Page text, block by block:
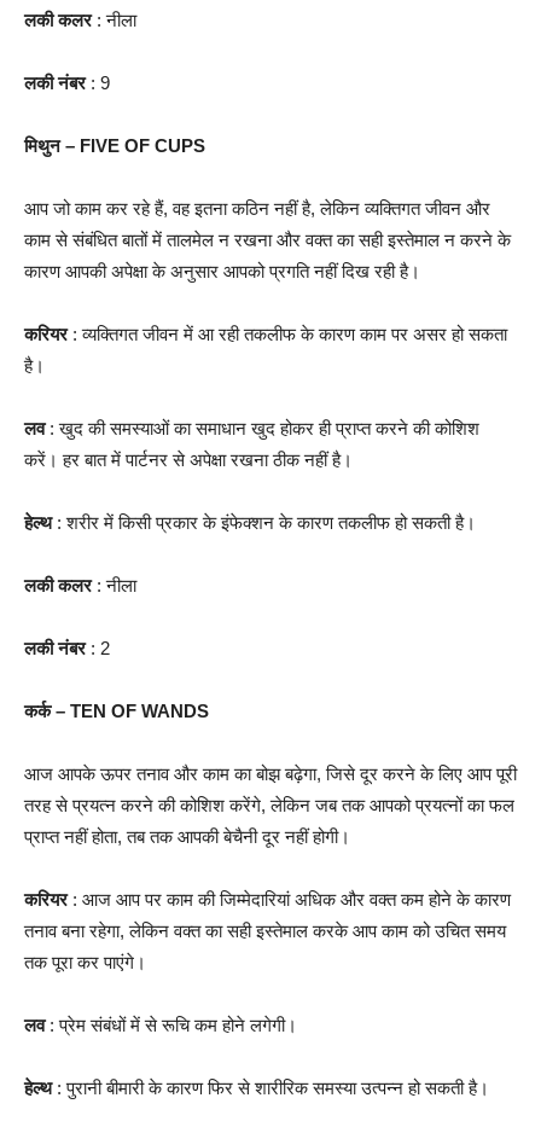
लकी कलर : नीला
लकी नंबर : 9
मिथुन – FIVE OF CUPS
आप जो काम कर रहे हैं, वह इतना कठिन नहीं है, लेकिन व्यक्तिगत जीवन और
काम से संबंधित बातों में तालमेल न रखना और वक्त का सही इस्तेमाल न करने के
कारण आपकी अपेक्षा के अनुसार आपको प्रगति नहीं दिख रही है।
करियर : व्यक्तिगत जीवन में आ रही तकलीफ के कारण काम पर असर हो सकता
है।
लव: खुद की समस्याओं का समाधान खुद होकर ही प्राप्त करने की कोशिश
करें। हर बात में पार्टनर से अपेक्षा रखना ठीक नहीं है।
हेल्थ : शरीर में किसी प्रकार के इंफेक्शन के कारण तकलीफ हो सकती है।
लकी कलर : नीला
लकी नंबर : 2
कर्क – TEN OF WANDS
आज आपके ऊपर तनाव और काम का बोझ बढ़ेगा, जिसे दूर करने के लिए आप पूरी
तरह से प्रयत्न करने की कोशिश करेंगे, लेकिन जब तक आपको प्रयत्नों का फल
प्राप्त नहीं होता, तब तक आपकी बेचैनी दूर नहीं होगी।
करियर : आज आप पर काम की जिम्मेदारियां अधिक और वक्त कम होने के कारण
तनाव बना रहेगा, लेकिन वक्त का सही इस्तेमाल करके आप काम को उचित समय
तक पूरा कर पाएंगे।
लव: प्रेम संबंधों में से रूचि कम होने लगेगी।
हेल्थ : पुरानी बीमारी के कारण फिर से शारीरिक समस्या उत्पन्न हो सकती है।